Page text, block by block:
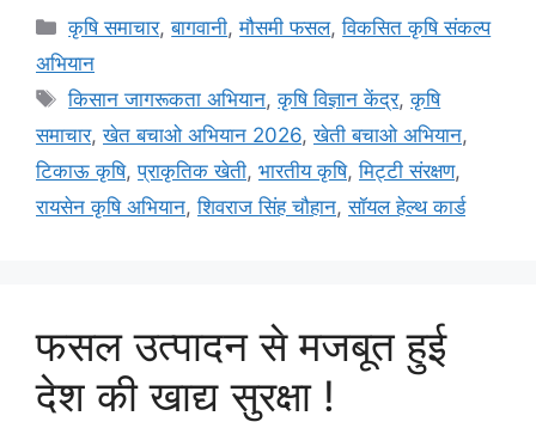
कृषि समाचार,बागवानी,मौसमी फसल,विकसित कृषि संकल्प
अभियान
किसान जागरूकता अभियान,कृषि विज्ञान केंद्र,कृषि
समाचार,खेत बचाओ अभियान 2026,खेती बचाओ अभियान,
टिकाऊ कृषि,प्राकृतिक खेती, भारतीय कृषि,मिट्टी संरक्षण,
रायसेन कृषि अभियान,शिवराज सिंह चौहान,सॉयल हेल्थ कार्ड
फसल उत्पादन से मजबूत हुई
देश की खाद्य सुरक्षा !